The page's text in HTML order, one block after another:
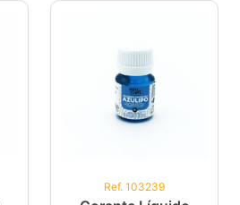
Ref. 103239